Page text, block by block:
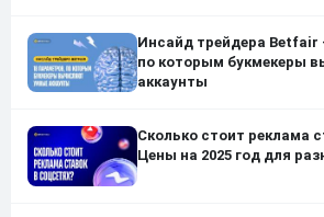
Инсайд трейдера Betfair
по которым букмекеры
аккаунты
Сколько стоит реклама
Цены на 2025 год для